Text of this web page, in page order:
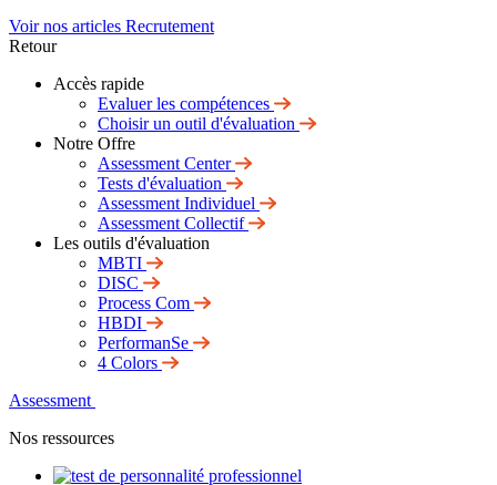
Voir nos articles Recrutement
Retour
Accès rapide
Evaluer les compétences
Choisir un outil d'évaluation
Notre Offre
Assessment Center
Tests d'évaluation
Assessment Individuel
Assessment Collectif
Les outils d'évaluation
MBTI
DISC
Process Com
HBDI
PerformanSe
4 Colors
Assessment
Nos ressources